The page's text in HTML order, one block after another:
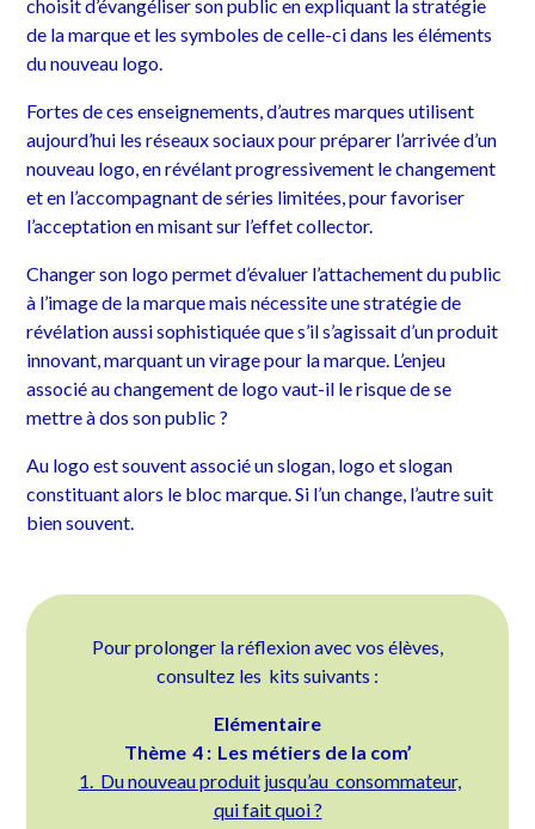
choisit d’évangéliser son public en expliquant la stratégie
de la marque et les symboles de celle-ci dans les éléments
du nouveau logo.
Fortes de ces enseignements, d’autres marques utilisent
aujourd’hui les réseaux sociaux pour préparer l’arrivée d’un
nouveau logo, en révélant progressivement le changement
et en l’accompagnant de séries limitées, pour favoriser
l’acceptation en misant sur l’effet collector.
Changer son logo permet d’évaluer l’attachement du public
à l’image de la marque mais nécessite une stratégie de
révélation aussi sophistiquée que s’il s’agissait d’un produit
innovant, marquant un virage pour la marque. L’enjeu
associé au changement de logo vaut-il le risque de se
mettre à dos son public ?
Au logo est souvent associé un slogan, logo et slogan
constituant alors le bloc marque. Si l’un change, l’autre suit
bien souvent.
Pour prolonger la réflexion avec vos élèves,
consultez les kits suivants :
Elémentaire
Thème 4 : Les métiers de la com’
1. Du nouveau produit jusqu’au consommateur,
qui fait quoi ?